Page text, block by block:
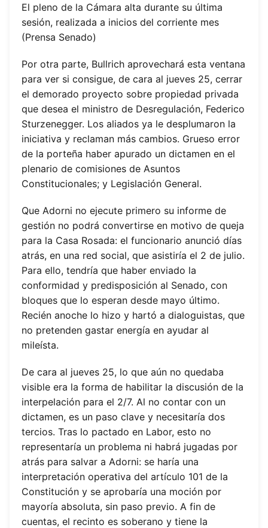
El pleno de la Cámara alta durante su última
sesión, realizada a inicios del corriente mes
(Prensa Senado)
Por otra parte, Bullrich aprovechará esta ventana
para ver si consigue, de cara al jueves 25, cerrar
el demorado proyecto sobre propiedad privada
que desea el ministro de Desregulación, Federico
Sturzenegger. Los aliados ya le desplumaron la
iniciativa y reclaman más cambios. Grueso error
de la porteña haber apurado un dictamen en el
plenario de comisiones de Asuntos
Constitucionales; y Legislación General.
Que Adorni no ejecute primero su informe de
gestión no podrá convertirse en motivo de queja
para la Casa Rosada: el funcionario anunció días
atrás, en una red social, que asistiría el 2 de julio.
Para ello, tendría que haber enviado la
conformidad y predisposición al Senado, con
bloques que lo esperan desde mayo último.
Recién anoche lo hizo y hartó a dialoguistas, que
no pretenden gastar energía en ayudar al
mileísta.
De cara al jueves 25, lo que aún no quedaba
visible era la forma de habilitar la discusión de la
interpelación para el 2/7. Al no contar con un
dictamen, es un paso clave y necesitaría dos
tercios. Tras lo pactado en Labor, esto no
representaría un problema ni habrá jugadas por
atrás para salvar a Adorni: se haría una
interpretación operativa del artículo 101 de la
Constitución y se aprobaría una moción por
mayoría absoluta, sin paso previo. A fin de
cuentas, el recinto es soberano y tiene la